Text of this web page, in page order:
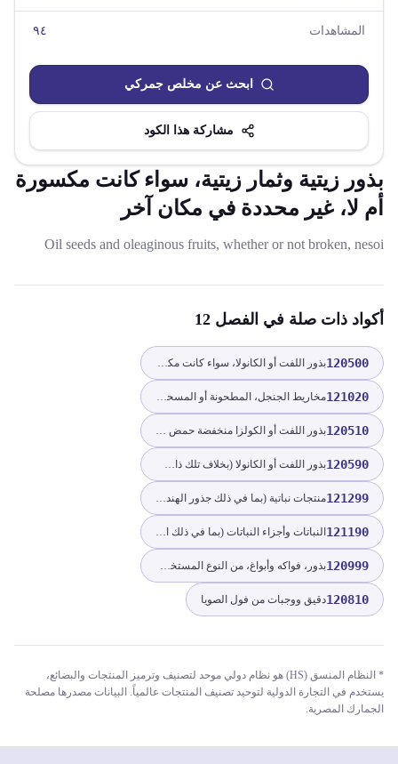
المشاهدات ٩٤
ابحث عن مخلص جمركي
مشاركة هذا الكود
بذور زيتية وثمار زيتية، سواء كانت مكسورة
أم لا، غير محددة في مكان آخر
Oil seeds and oleaginous fruits, whether or not broken, nesoi
أكواد ذات صلة في الفصل 12
120500 بذور اللفت أو الكانولا، سواء كانت مكسورة أم لا
121020 مخاريط الجنجل، المطحونة أو المسحوقة أو على شكل حبيبات؛ لوبولين
120510 بذور اللفت أو الكولزا منخفضة حمض الإيروسيك، سواء كانت مكسورة أم لا
120590 بذور اللفت أو الكانولا (بخلاف تلك ذات الحمض الإيروسيكي المنخفض)، سواء كانت مكسورة أم لا
121299 منتجات نباتية (بما في ذلك جذور الهندباء غير المحمصة من نوع cichorium intybus sativum) من النوع المستخدم بشكل أساسي للاستهلاك البشري، غير مذكورة ولا داخلة في مكان آخر
121190 النباتات وأجزاء النباتات (بما في ذلك البذور والفواكه)، المستخدمة بشكل رئيسي في العطور أو الصيدلة أو لمبيدات الحشرات، إلخ، طازجة أو مجففة، إلخ، غير مذكورة ولا داخلة في مكان آخر
120999 بذور، فواكه وأبواغ، من النوع المستخدم للزراعة، غير مذكورة ولا داخلة في مكان آخر
120810دقيق ووجبات من فول الصويا
* النظام المنسق (HS) هو نظام دولي موحد لتصنيف وترميز المنتجات والبضائع،
يستخدم في التجارة الدولية لتوحيد تصنيف المنتجات عالمياً. البيانات مصدرها مصلحة
الجمارك المصرية.